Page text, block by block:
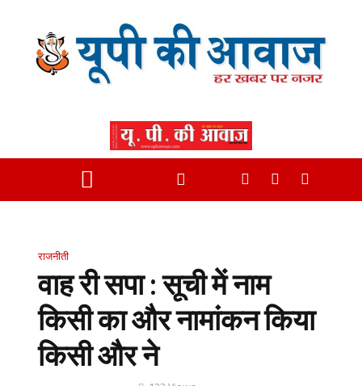
राजनीती
वाह री सपा : सूची में नाम
किसी का और नामांकन किया
किसी और ने